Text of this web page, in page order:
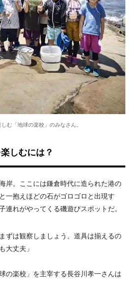
む「地球の楽校」のみなさん。
しむには？
岸。ここには鎌倉時代に造られた港の
一抱えほどの石がゴロゴロと出現す
連れがやってくる磯遊びスポットだ。
ずは観察しましょう。道具は揃えるの
大丈夫」
の楽校」を主宰する長谷川孝一さんは